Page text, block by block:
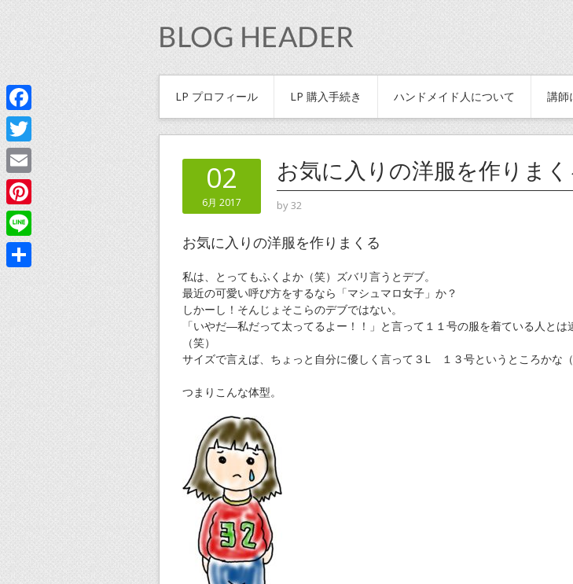
LP プロフィール LP 購入手続き ハンドメイド人について 講師
02
6月 2017
お気に入りの洋服を作りまく
by32
お気に入りの洋服を作りまくる
私は、とってもふくよか（笑）ズバリ言うとデブ。
最近の可愛い呼び方をするなら「マシュマロ女子」か？
しかーし！そんじょそこらのデブではない。
「いやだ―私だって太ってるよー！！」と言って１１号の服を着ている人とは
（笑）
サイズで言えば、ちょっと自分に優しく言って３L １３号というところかな（
つまりこんな体型。
Facebook
Twitter
Email
Pinterest
Line